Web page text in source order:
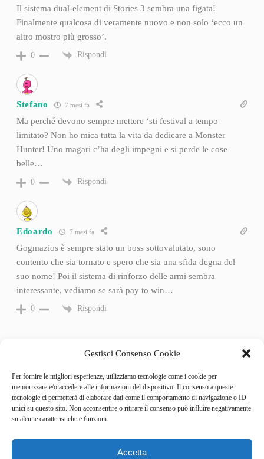
Gestisci Consenso Cookie
Per fornire le migliori esperienze, utilizziamo tecnologie come i cookie per
memorizzare e/o accedere alle informazioni del dispositivo. Il consenso a queste
tecnologie ci permetterà di elaborare dati come il comportamento di navigazione o ID
unici su questo sito. Non acconsentire o ritirare il consenso può influire negativamente
su alcune caratteristiche e funzioni.
Accetta
Il sistema dual-element di Stories 3 sembra una figata!
Finalmente qualcosa di veramente nuovo e non solo ‘ecco un
altro mostro più grosso’.
0 Rispondi
Stefano 7 mesi fa
Ma perché devono sempre mettere ‘sti festival a tempo
limitato? Non ho mica tutta la vita da dedicare a Monster
Hunter! Uno magari c’ha degli impegni e si perde le cose
belle…
0 Rispondi
Edoardo 7 mesi fa
Gogmazios è sempre stato un boss sottovalutato, sono
contento che sia tornato e spero che sia una sfida degna del
suo nome! Poi il sistema di rinforzo delle armi sembra
interessante, vediamo se sarà pay to win…
0 Rispondi
Categories